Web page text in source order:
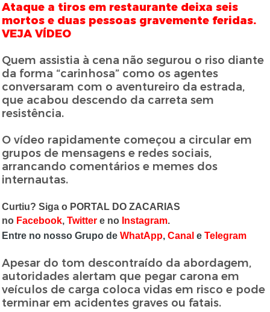
Ataque a tiros em restaurante deixa seis
mortos e duas pessoas gravemente feridas.
VEJA VÍDEO
Quem assistia à cena não segurou o riso diante
da forma “carinhosa” como os agentes
conversaram com o aventureiro da estrada,
que acabou descendo da carreta sem
resistência.
O vídeo rapidamente começou a circular em
grupos de mensagens e redes sociais,
arrancando comentários e memes dos
internautas.
Curtiu? Siga o PORTAL DO ZACARIAS
no Facebook,Twitter e no Instagram.
Entre no nosso Grupo deWhatApp,Canal eTelegram
Apesar do tom descontraído da abordagem,
autoridades alertam que pegar carona em
veículos de carga coloca vidas em risco e pode
terminar em acidentes graves ou fatais.